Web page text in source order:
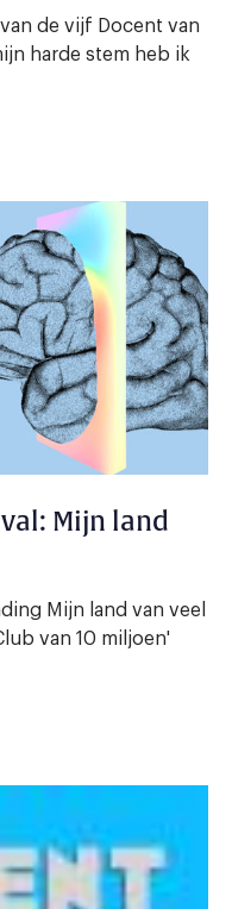
de vijf Docent van
harde stem heb ik
Mijn land
Mijn land van veel
van 10 miljoen'